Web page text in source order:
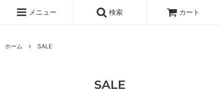
メニュー 検索 カート
ホーム SALE
SALE